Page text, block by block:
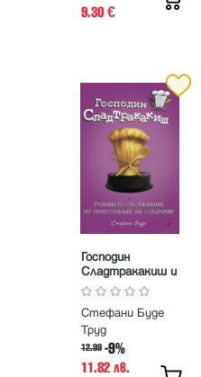
9.30 €
Господин
Сладтракакиш и
голямото
състезание по
приготвяне на
сладкиши. Книга
3. Детското
бистро
Стефани Буде
Труд
12.99 -9%
11.82 лв.